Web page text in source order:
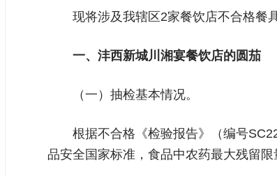
现将涉及我辖区2家餐饮店不合格餐
一、 沣西新城川湘宴餐饮店的圆茄
（一）抽检基本情况。
根据不合格《检验报告》（编号
品安全国家标准，食品中农药最大残留限